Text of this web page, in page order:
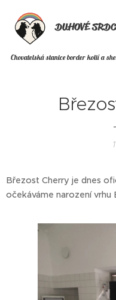
DUHOVÉ
Chovatelská stanice border kolií a
Březost Cherry je dnes
očekáváme narození vrhu